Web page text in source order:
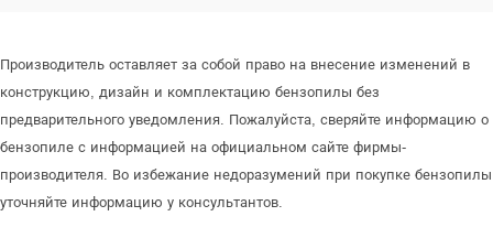
Производитель оставляет за собой право на внесение изменений в
конструкцию, дизайн и комплектацию бензопилы без
предварительного уведомления. Пожалуйста, сверяйте информацию о
бензопиле с информацией на официальном сайте фирмы-
производителя. Во избежание недоразумений при покупке бензопилы
уточняйте информацию у консультантов.